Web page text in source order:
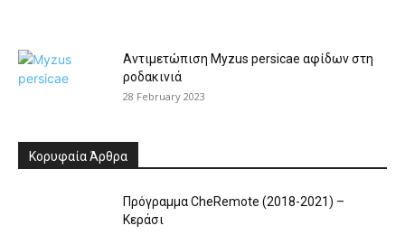
Αντιμετώπιση Myzus persicae αφίδων στη
ροδακινιά
28 February 2023
Κορυφαία Άρθρα
Πρόγραμμα CheRemote (2018-2021) –
Κεράσι